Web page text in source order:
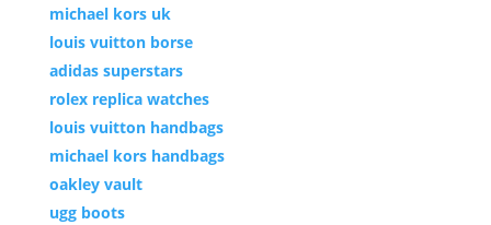
michael kors uk
louis vuitton borse
adidas superstars
rolex replica watches
louis vuitton handbags
michael kors handbags
oakley vault
ugg boots